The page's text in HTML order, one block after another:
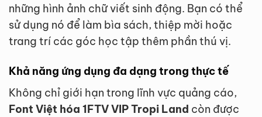
những hình ảnh chữ viết sinh động. Bạn có thể
sử dụng nó để làm bìa sách, thiệp mời hoặc
trang trí các góc học tập thêm phần thú vị.
Khả năng ứng dụng đa dạng trong thực tế
Không chỉ giới hạn trong lĩnh vực quảng cáo,
Font Việt hóa 1FTV VIP Tropi Land còn được